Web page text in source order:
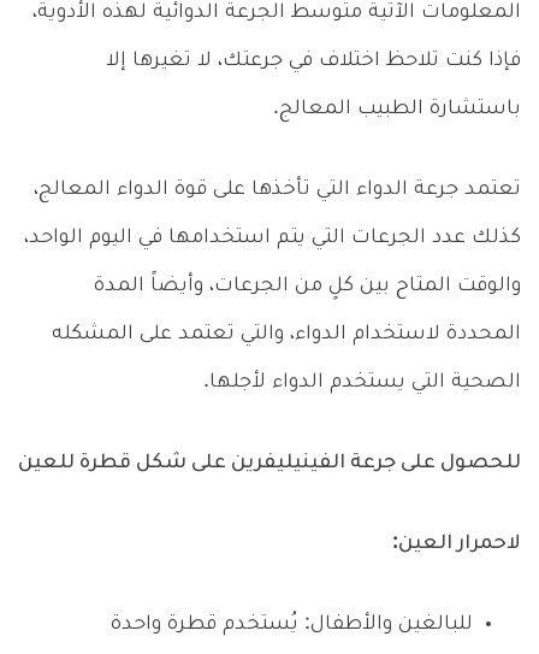
المعلومات الآتية متوسط الجرعة الدوائية لهذه الأدوية،
فإذا كنت تلاحظ اختلاف في جرعتك، لا تغيرها إلا
باستشارة الطبيب المعالج.
تعتمد جرعة الدواء التي تأخذها على قوة الدواء المعالج،
كذلك عدد الجرعات التي يتم استخدامها في اليوم الواحد،
والوقت المتاح بين كلٍ من الجرعات، وأيضاً المدة
المحددة لاستخدام الدواء، والتي تعتمد على المشكله
الصحية التي يستخدم الدواء لأجلها.
للحصول على جرعة الفينيليفرين على شكل قطرة للعين
لاحمرار العين:
للبالغين والأطفال: يُستخدم قطرة واحدة